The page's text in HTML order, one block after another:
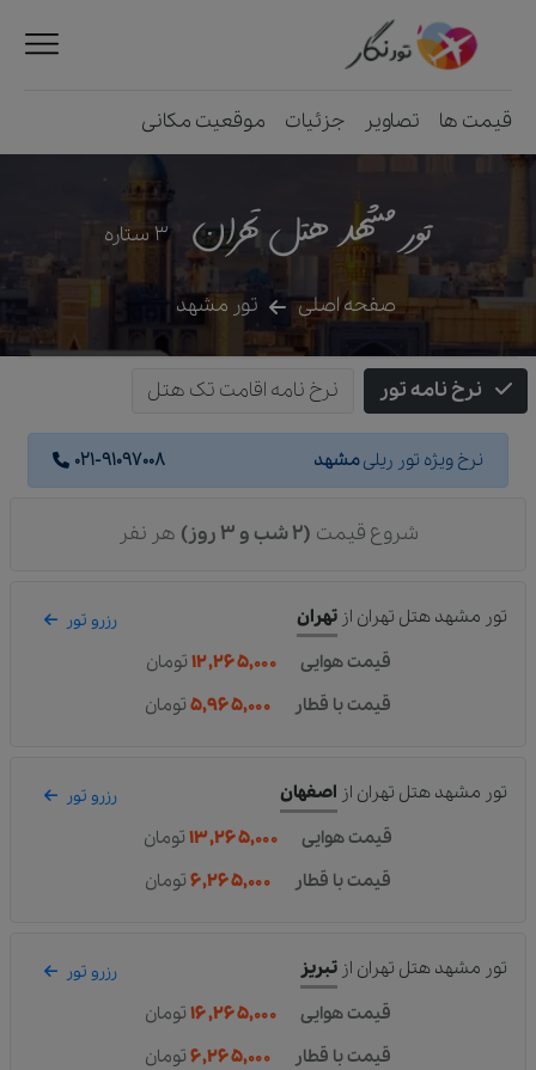
قیمت ها تصاویر جزئیات موقعیت مکانی
تور مشهد هتل تهران 3 ستاره
صفحه اصلی تور مشهد
نرخ نامه تور نرخ نامه اقامت تک هتل
نرخ ویژه تور ریلیمشهد 021-91097008
شروع قیمت (2 شب و 3 روز) هر نفر
تور مشهد هتل تهران از تهران رزرو تور
قیمت هوایی ۱۲,۲۶۵,۰۰۰ تومان
قیمت با قطار
۵,۹۶۵,۰۰۰ تومان
تور مشهد هتل تهران از اصفهان رزرو تور
قیمت هوایی ۱۳,۲۶۵,۰۰۰ تومان
قیمت با قطار
۶,۲۶۵,۰۰۰ تومان
تور مشهد هتل تهران از تبریز رزرو تور
قیمت هوایی ۱۶,۲۶۵,۰۰۰ تومان
قیمت با قطار
۶,۲۶۵,۰۰۰ تومان